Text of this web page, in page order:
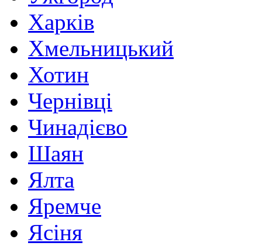
Харків
Хмельницький
Хотин
Чернівці
Чинадієво
Шаян
Ялта
Яремче
Ясіня